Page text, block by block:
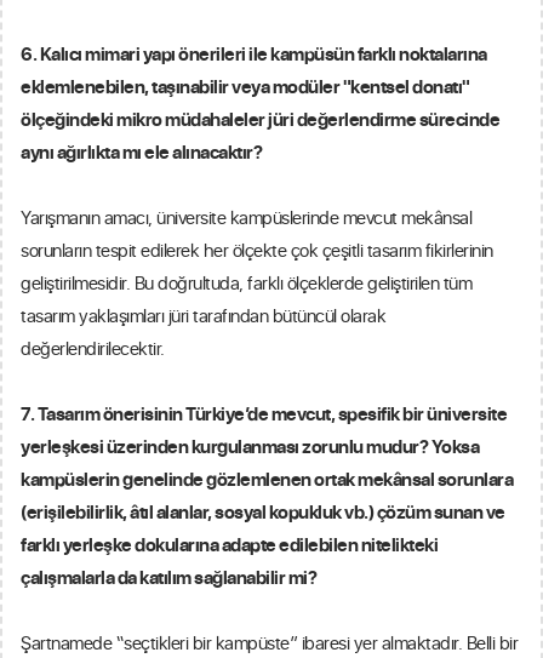
6. Kalıcı mimari yapı önerileri ile kampüsün farklı noktalarına
eklemlenebilen, taşınabilir veya modüler "kentsel donatı"
ölçeğindeki mikro müdahaleler jüri değerlendirme sürecinde
aynı ağırlıkta mı ele alınacaktır?
Yarışmanın amacı, üniversite kampüslerinde mevcut mekânsal
sorunların tespit edilerek her ölçekte çok çeşitli tasarım fikirlerinin
geliştirilmesidir. Bu doğrultuda, farklı ölçeklerde geliştirilen tüm
tasarım yaklaşımları jüri tarafından bütüncül olarak
değerlendirilecektir.
7. Tasarım önerisinin Türkiye’de mevcut, spesifik bir üniversite
yerleşkesi üzerinden kurgulanması zorunlu mudur? Yoksa
kampüslerin genelinde gözlemlenen ortak mekânsal sorunlara
(erişilebilirlik, âtıl alanlar, sosyal kopukluk vb.) çözüm sunan ve
farklı yerleşke dokularına adapte edilebilen nitelikteki
çalışmalarla da katılım sağlanabilir mi?
Şartnamede “seçtikleri bir kampüste” ibaresi yer almaktadır. Belli bir